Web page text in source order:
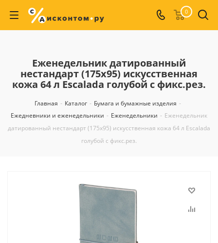
0
Еженедельник датированный
нестандарт (175х95) искусственная
кожа 64 л Escalada голубой с фикс.рез.
Главная - Каталог - Бумага и бумажные изделия -
Ежедневники и еженедельники - Еженедельники - Еженедельник
датированный нестандарт (175х95) искусственная кожа 64 л Escalada
голубой с фикс.рез.